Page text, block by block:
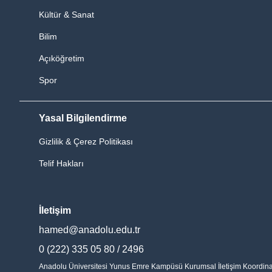
Kültür & Sanat
Bilim
Açıköğretim
Spor
Yasal Bilgilendirme
Gizlilik & Çerez Politikası
Telif Hakları
İletişim
hamed@anadolu.edu.tr
0 (222) 335 05 80 / 2496
Anadolu Üniversitesi Yunus Emre Kampüsü Kurumsal İletişim